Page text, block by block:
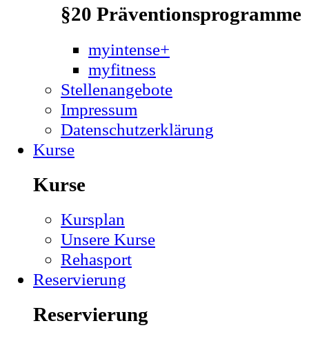
§20 Präventionsprogramme
myintense+
myfitness
Stellenangebote
Impressum
Datenschutzerklärung
Kurse
Kurse
Kursplan
Unsere Kurse
Rehasport
Reservierung
Reservierung